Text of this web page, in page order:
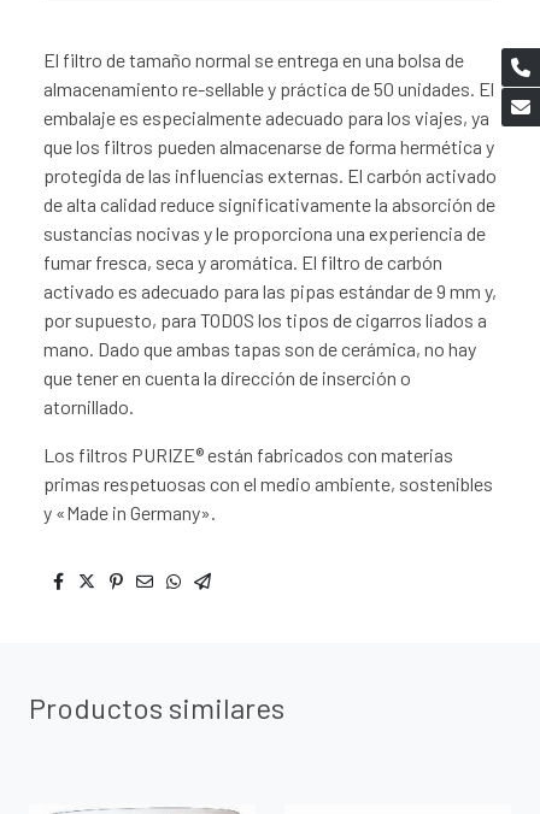
El filtro de tamaño normal se entrega en una bolsa de
almacenamiento re-sellable y práctica de 50 unidades. El
embalaje es especialmente adecuado para los viajes, ya
que los filtros pueden almacenarse de forma hermética y
protegida de las influencias externas. El carbón activado
de alta calidad reduce significativamente la absorción de
sustancias nocivas y le proporciona una experiencia de
fumar fresca, seca y aromática. El filtro de carbón
activado es adecuado para las pipas estándar de 9 mm y,
por supuesto, para TODOS los tipos de cigarros liados a
mano. Dado que ambas tapas son de cerámica, no hay
que tener en cuenta la dirección de inserción o
atornillado.
Los filtros PURIZE® están fabricados con materias
primas respetuosas con el medio ambiente, sostenibles
y «Made in Germany».
Productos similares